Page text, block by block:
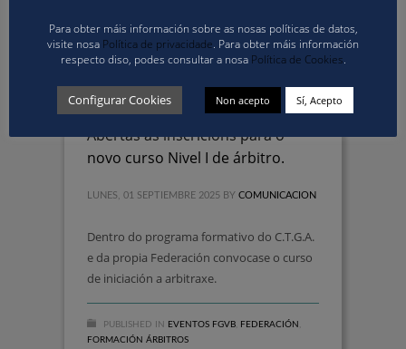
Abertas as inscricións para o
novo curso Nivel I de árbitro.
LUNES, 01 SEPTIEMBRE 2025 BY COMUNICACION
Dentro do programa formativo do C.T.G.A.
e da propia Federación convocase o curso
de iniciación a arbitraxe.
PUBLISHED IN EVENTOS FGVB FEDERACIÓN
FORMACIÓN ÁRBITROS
Para obter máis información sobre as nosas políticas de datos,
visite nosa Política de privacidade. Para obter máis información
respecto diso, podes consultar a nosa Política de Cookies.
Configurar Cookies Non acepto Sí, Acepto